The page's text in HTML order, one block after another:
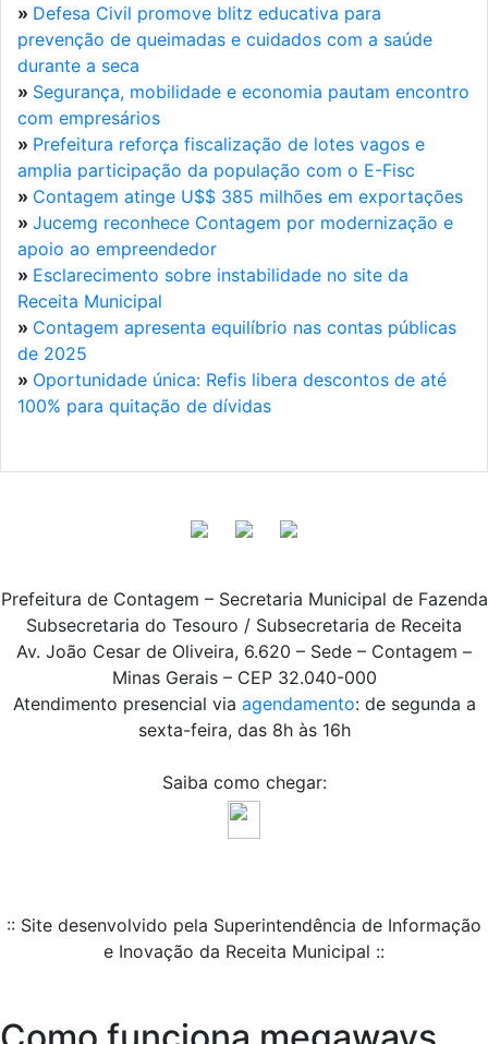
» Defesa Civil promove blitz educativa para
prevenção de queimadas e cuidados com a saúde
durante a seca
» Segurança, mobilidade e economia pautam encontro
com empresários
» Prefeitura reforça fiscalização de lotes vagos e
amplia participação da população com o E-Fisc
» Contagem atinge U$$ 385 milhões em exportações
» Jucemg reconhece Contagem por modernização e
apoio ao empreendedor
» Esclarecimento sobre instabilidade no site da
Receita Municipal
» Contagem apresenta equilíbrio nas contas públicas
de 2025
» Oportunidade única: Refis libera descontos de até
100% para quitação de dívidas
Prefeitura de Contagem – Secretaria Municipal de Fazenda
Subsecretaria do Tesouro / Subsecretaria de Receita
Av. João Cesar de Oliveira, 6.620 – Sede – Contagem –
Minas Gerais – CEP 32.040-000
Atendimento presencial via agendamento: de segunda a
sexta-feira, das 8h às 16h
Saiba como chegar:
:: Site desenvolvido pela Superintendência de Informação
e Inovação da Receita Municipal ::